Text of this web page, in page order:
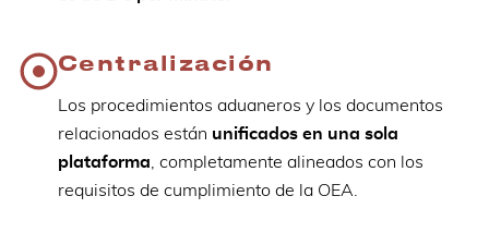
Centralización
Los procedimientos aduaneros y los documentos
relacionados están unificados en una sola
plataforma , completamente alineados con los
requisitos de cumplimiento de la OEA.